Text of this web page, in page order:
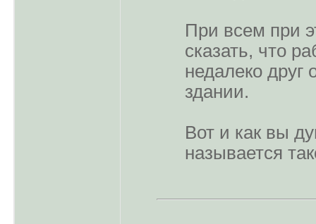
При всем при
сказать, что
недалеко друг
здании.
Вот и как вы
называется